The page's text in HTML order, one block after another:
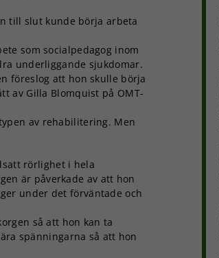
till slut kunde börja arbeta
som socialpedagog inom
underliggande sjukdomar.
föreslog att hon skulle börja
av Gilla Blomquist på OMT-
av rehabilitering. Men
rörlighet i hela
är påverkade av att hon
under det förväntade och
så att hon kan ta
spänningarna så att hon